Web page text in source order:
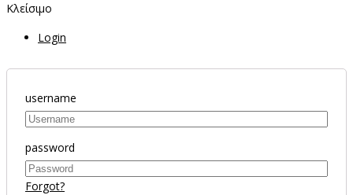
Κλείσιμο
Login
username
password
Forgot?